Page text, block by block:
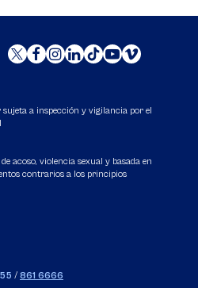
a inspección y vigilancia por el
acoso, violencia sexual y basada en
contrarios a los principios
/ 861 6666